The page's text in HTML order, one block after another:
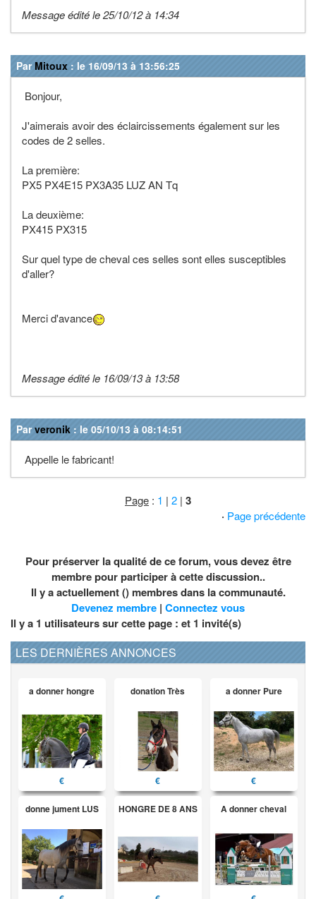
Message édité le 25/10/12 à 14:34
Par Mitoux : le 16/09/13 à 13:56:25
Bonjour,
J'aimerais avoir des éclaircissements également sur les
codes de 2 selles.
La première:
PX5 PX4E15 PX3A35 LUZ AN Tq
La deuxième:
PX415 PX315
Sur quel type de cheval ces selles sont elles susceptibles
d'aller?
Merci d'avance
Message édité le 16/09/13 à 13:58
Parveronik : le 05/10/13 à 08:14:51
Appelle le fabricant!
Page : 1 | 2 | 3
· Page précédente
Pour préserver la qualité de ce forum, vous devez être
membre pour participer à cette discussion..
Il y a actuellement () membres dans la communauté.
Devenez membre | Connectez vous
Il y a 1 utilisateurs sur cette page : et 1 invité(s)
LES DERNIÈRES ANNONCES
a donner hongre
€
donation Très
€
a donner Pure
€
donne jument LUS HONGRE DE 8 ANS A donner cheval